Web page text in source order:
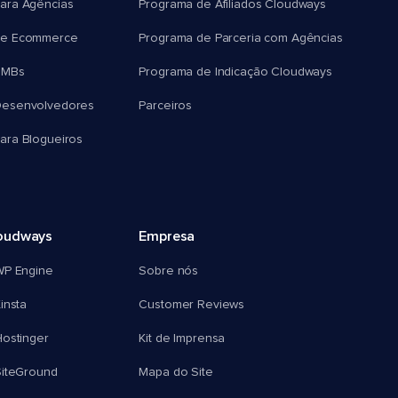
Agências
Ecommerce
Blogueiros
Programa de Afiliados Cloudways
Programa de Parceria com Agências
Programa de Indicação Cloudways
Parceiros
Engine
Empresa
Sobre nós
Customer Reviews
Kit de Imprensa
Mapa do Site